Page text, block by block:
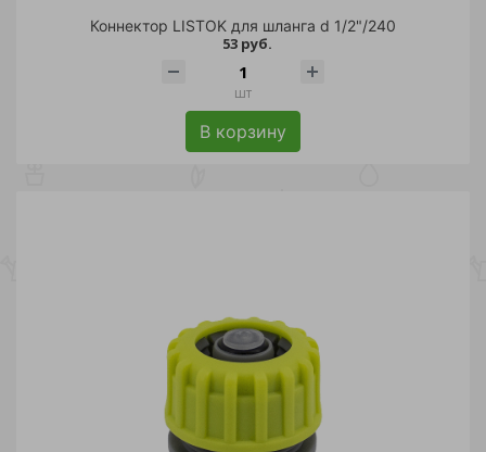
Коннектор LISTOK для шланга d 1/2"/240
53 руб.
шт
В корзину